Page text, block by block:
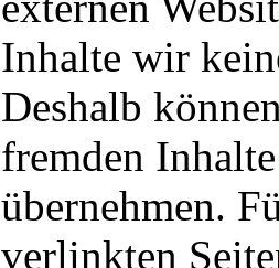
Inhalte wir
Deshalb
fremden
übernehmen.
verlinkten